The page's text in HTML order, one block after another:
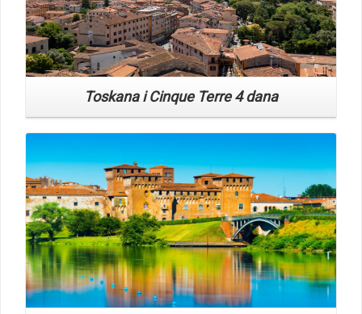
Toskana i Cinque Terre 4 dana
Read More
Gradići Lombardije i Veneta 2.-4.10.26.